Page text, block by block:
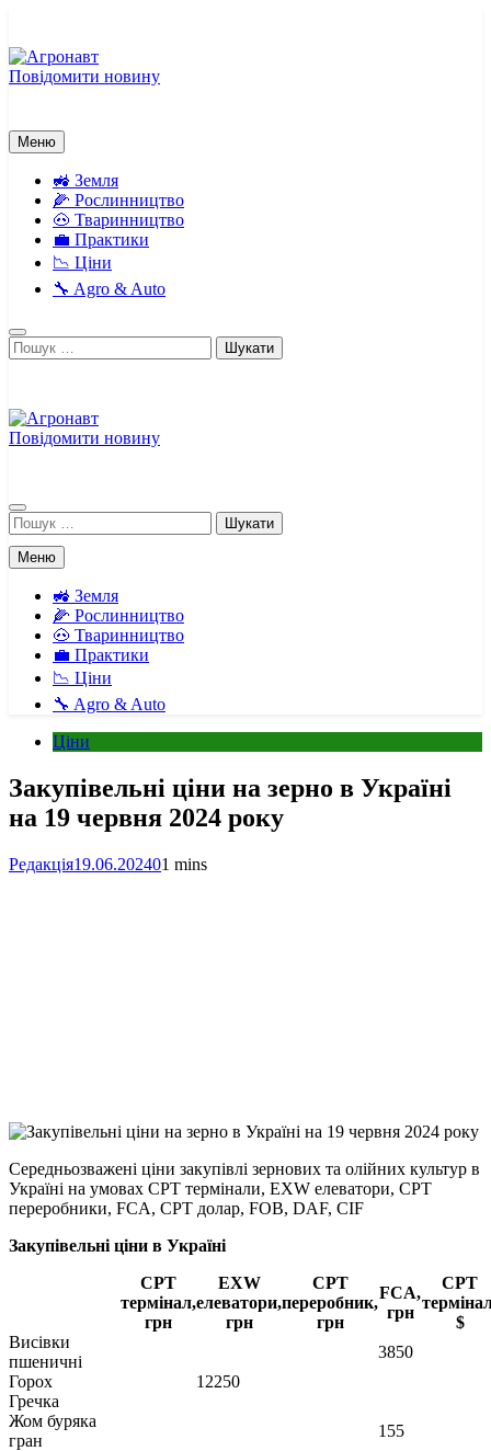
вмісту
Повідомити новину
Меню
🚜 Земля
🌽 Рослинництво
🐽 Тваринництво
💼 Практики
📉 Ціни
🔧 Agro & Auto
Пошук:
Повідомити новину
Пошук:
Меню
🚜 Земля
🌽 Рослинництво
🐽 Тваринництво
💼 Практики
📉 Ціни
🔧 Agro & Auto
Ціни
Закупівельні ціни на зерно в Україні
на 19 червня 2024 року
Редакція19.06.202401 mins
Link
Print
Середньозважені ціни закупівлі зернових та олійних культур в
Україні на умовах CPT термінали, EXW елеватори, CPT
переробники, FCA, CPT долар, FOB, DAF, CIF
Закупівельні ціни в Україні
CPT
термінал,
грн
EXW
елеватори,
грн
CPT
переробник,
грн
FCA,
грн
CPT
$
Висівки
пшеничні
3850
Горох
12250
Гречка
Жом буряка
гран
155